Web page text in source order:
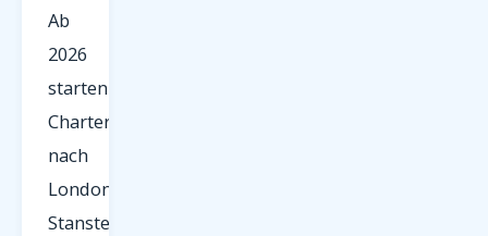
Ab
2026
starten
Charterflüge
nach
London
Stansted